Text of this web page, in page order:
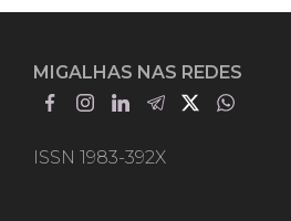
MIGALHAS NAS REDES
ISSN 1983-392X